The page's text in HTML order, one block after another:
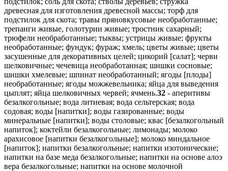
древесная для изготовления древесной массы; торф для
подстилок для скота; травы пряновкусовые необработанные;
трепанги живые, голотурии живые; тростник сахарный;
трюфели необработанные; тыквы; устрицы живые; фрукты
необработанные; фундук; фураж; хмель; цветы живые; цветы
засушенные для декоративных целей; цикорий [салат]; черви
шелковичные; чечевица необработанная; шишки сосновые;
шишки хмелевые; шпинат необработанный; ягоды [плоды]
необработанные; ягоды можжевельника; яйца для выведения
цыплят; яйца шелковичных червей; ячмень.32 - аперитивы
безалкогольные; вода литиевая; вода сельтерская; вода
содовая; воды [напитки]; воды газированные; воды
минеральные [напитки]; воды столовые; квас [безалкогольный
напиток]; коктейли безалкогольные; лимонады; молоко
арахисовое [напитки безалкогольные]; молоко миндальное
[напиток]; напитки безалкогольные; напитки изотонические;
напитки на базе меда безалкогольные; напитки на основе алоэ
вера безалкогольные; напитки на основе молочной